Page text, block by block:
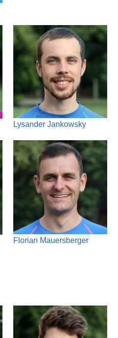
Lysander Jankowsky
Florian Mauersberger